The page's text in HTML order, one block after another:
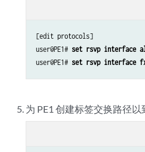
[edit protocols]
user@PE1# set rsvp interface
user@PE1# set rsvp interface
为 PE1 创建标签交换路径以